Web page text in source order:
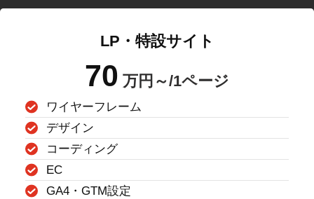
LP・特設サイト
70 万円～/1ページ
ワイヤーフレーム
デザイン
コーディング
EC
GA4・GTM設定